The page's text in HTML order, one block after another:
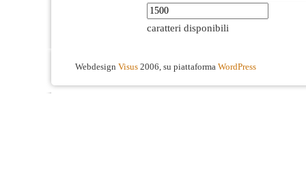
caratteri disponibili
Webdesign Visus 2006, su piattaforma WordPress